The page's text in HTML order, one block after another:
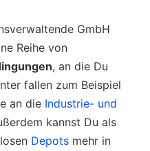
GmbH
Reihe von
, an die Du
fallen zum Beispiel
an die Industrie- und
kannst Du als
Depots mehr in